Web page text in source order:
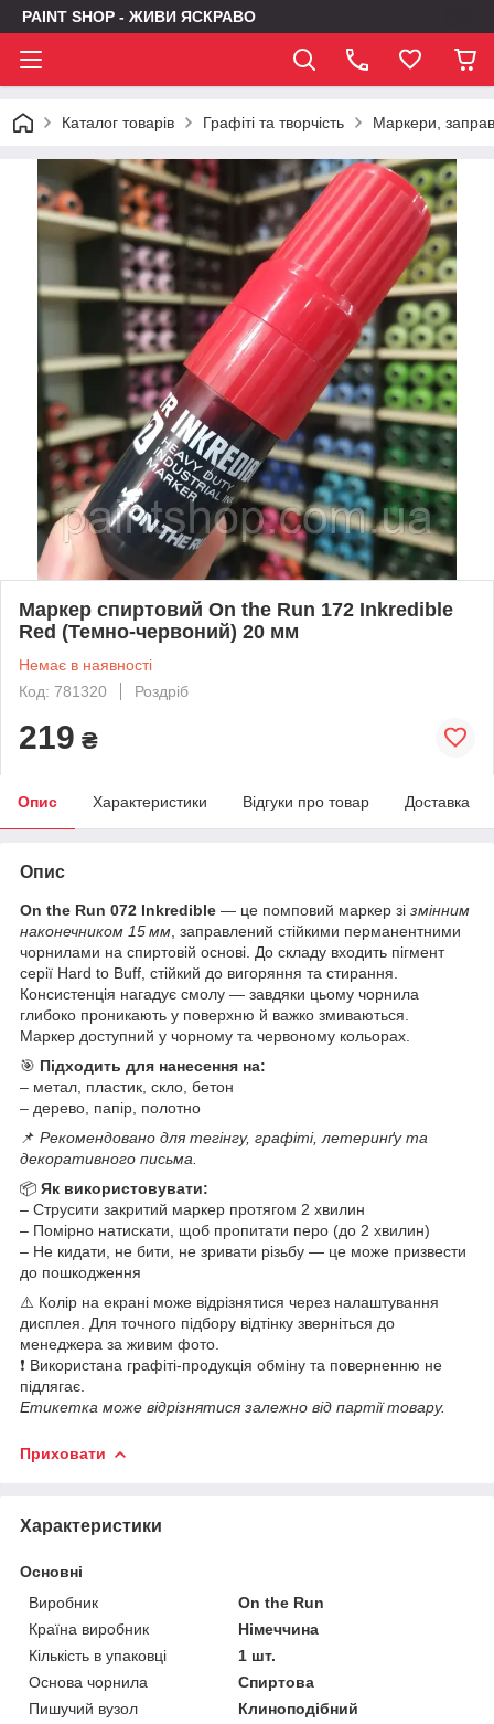
PAINT SHOP - ЖИВИ ЯСКРАВО
Каталог товарів Графіті та творчість Маркери,
Маркер спиртовий On the Run 172 Inkredible
Red (Темно-червоний) 20 мм
Немає в наявності
Код: 781320
Роздріб
219 ₴
Опис Характеристики Відгуки про товар Доставка
Опис
On the Run 072 Inkredible — це помповий маркер зі змінним
наконечником 15 мм , заправлений стійкими перманентними
чорнилами на спиртовій основі. До складу входить пігмент
серії Hard to Buff, стійкий до вигоряння та стирання.
Консистенція нагадує смолу — завдяки цьому чорнила
глибоко проникають у поверхню й важко змиваються.
Маркер доступний у чорному та червоному кольорах.
🎯 Підходить для нанесення на:
– метал, пластик, скло, бетон
– дерево, папір, полотно
📌 Рекомендовано для тегінгу, графіті, летеринґу та
декоративного письма.
📦 Як використовувати:
– Струсити закритий маркер протягом 2 хвилин
– Помірно натискати, щоб пропитати перо (до 2 хвилин)
– Не кидати, не бити, не зривати різьбу — це може призвести
до пошкодження
⚠️ Колір на екрані може відрізнятися через налаштування
дисплея. Для точного підбору відтінку зверніться до
менеджера за живим фото.
❗ Використана графіті‑продукція обміну та поверненню не
підлягає.
Етикетка може відрізнятися залежно від партії товару.
Приховати
Характеристики
Основні
Виробник
On the Run
Країна виробник
Німеччина
Кількість в упаковці
1 шт.
Основа чорнила
Спиртова
Пишучий вузол
Клиноподібний